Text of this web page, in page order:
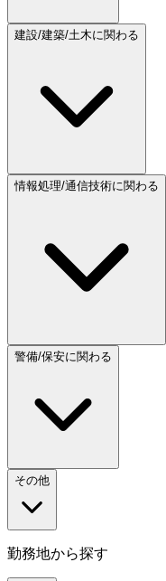
建設/建築/土木に関わる
情報処理/通信技術に関わる
警備/保安に関わる
その他
勤務地から探す